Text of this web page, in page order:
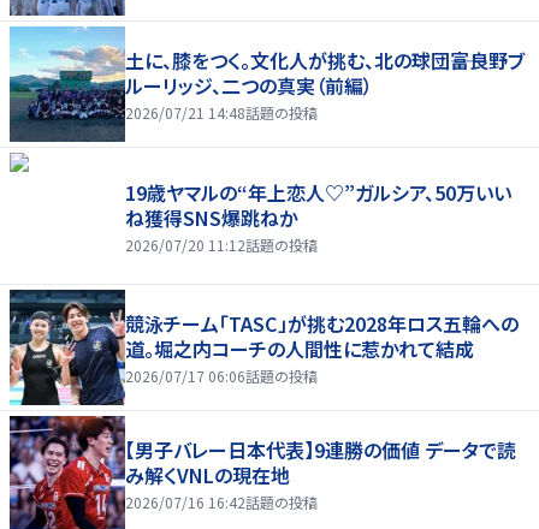
土に、膝をつく。文化人が挑む、北の球団――富良野ブ
ルーリッジ、二つの真実（前編）
2026/07/21 14:48話題の投稿
19歳ヤマルの“年上恋人♡”ガルシア、50万いい
ね獲得SNS爆跳ねか
2026/07/20 11:12話題の投稿
競泳チーム「TASC」が挑む2028年ロス五輪への
道。堀之内コーチの人間性に惹かれて結成
2026/07/17 06:06話題の投稿
【男子バレー日本代表】9連勝の価値 データで読
み解くVNLの現在地
2026/07/16 16:42話題の投稿